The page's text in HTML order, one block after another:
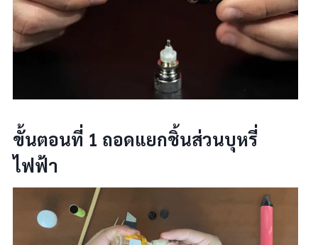
ขั้นตอนที่ 1 ถอดแยกชิ้นส่วนบุหรี่
ไฟฟ้า